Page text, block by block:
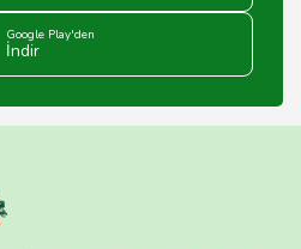
Google Play'den
İndir